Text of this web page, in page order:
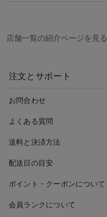
店舗一覧の紹介ページを見る
注文とサポート
お問合わせ
よくある質問
送料と決済方法
配送日の目安
ポイント・クーポンについて
会員ランクについて